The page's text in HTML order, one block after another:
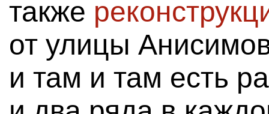
также
от улицы
и там и там есть